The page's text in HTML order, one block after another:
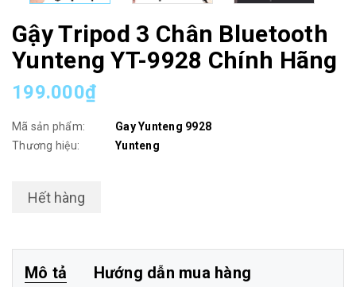
Gậy Tripod 3 Chân Bluetooth
Yunteng YT-9928 Chính Hãng
199.000₫
Mã sản phẩm:
Gay Yunteng 9928
Thương hiệu:
Yunteng
Hết hàng
Mô tả Hướng dẫn mua hàng